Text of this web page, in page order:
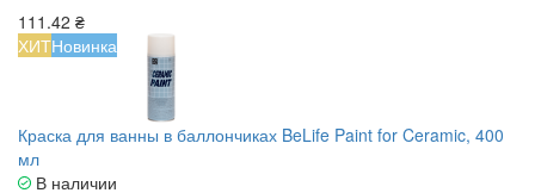
111.42 ₴
ХИТНовинка
Краска для ванны в баллончиках BeLife Paint for Ceramic, 400
мл
В наличии